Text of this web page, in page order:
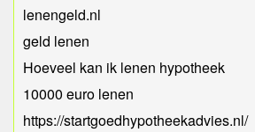
lenengeld.nl
geld lenen
Hoeveel kan ik lenen hypotheek
10000 euro lenen
https://startgoedhypotheekadvies.nl/